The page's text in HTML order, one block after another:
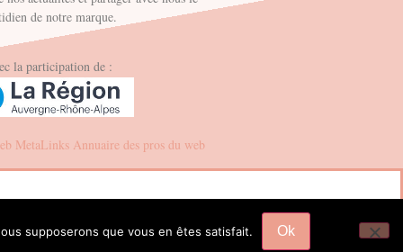
de notre marque.
la participation de :
MetaLinks Annuaire des pros du web
supposerons que vous en êtes satisfait. Ok